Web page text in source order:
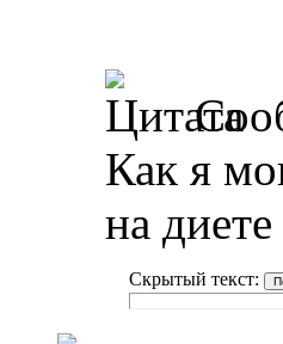
Как я
на
Скрытый текст: